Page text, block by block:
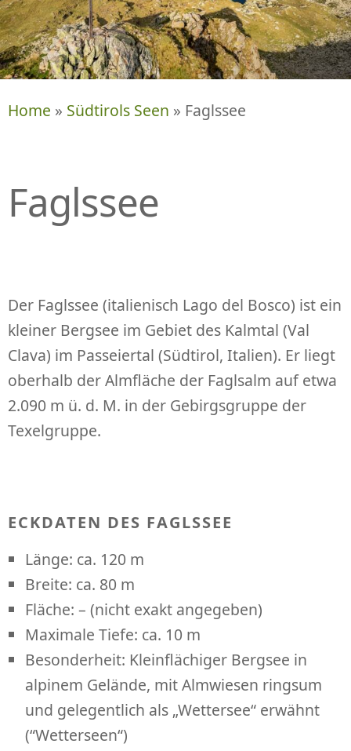
P
R
I
N
N
Home » Südtirols Seen » Faglssee
Faglssee
Der Faglssee (italienisch Lago del Bosco) ist ein
kleiner Bergsee im Gebiet des Kalmtal (Val
Clava) im Passeiertal (Südtirol, Italien). Er liegt
oberhalb der Almfläche der Faglsalm auf etwa
2.090 m ü. d. M. in der Gebirgsgruppe der
Texelgruppe.
ECKDATEN DES FAGLSSEE
Länge: ca. 120 m
Breite: ca. 80 m
Fläche: – (nicht exakt angegeben)
Maximale Tiefe: ca. 10 m
Besonderheit: Kleinflächiger Bergsee in
alpinem Gelände, mit Almwiesen ringsum
und gelegentlich als „Wettersee“ erwähnt
(“Wetterseen“)